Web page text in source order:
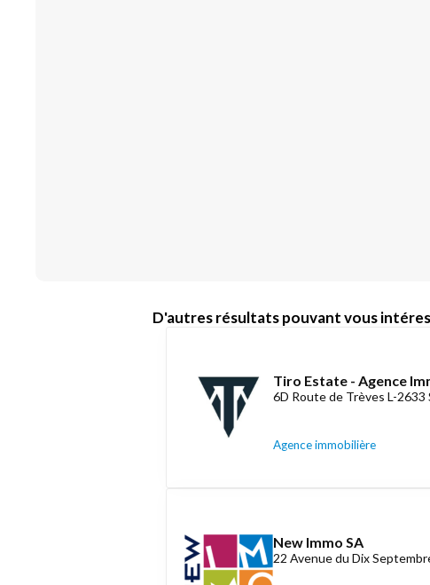
D'autres résultats pouvant vous
Tiro Estate - Agence
6D Route de Trèves L-
Agence immobilière
New Immo SA
22 Avenue du Dix